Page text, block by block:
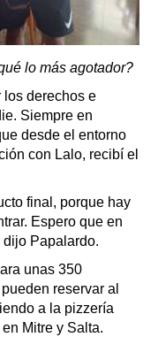
lo más agotador?
los derechos e
Siempre en
desde el entorno
con Lalo, recibí el
final, porque hay
Espero que en
dijo Papalardo.
unas 350
reservar al
a la pizzería
Mitre y Salta.